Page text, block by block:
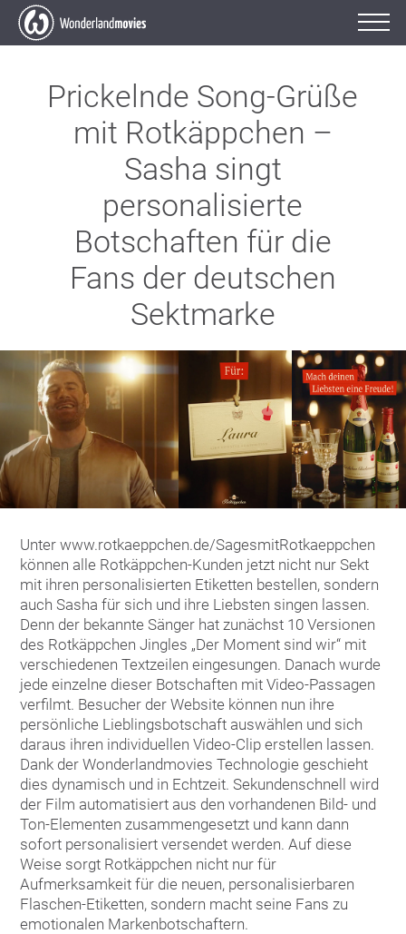
Prickelnde Song-Grüße
mit Rotkäppchen –
Sasha singt
personalisierte
Botschaften für die
Fans der deutschen
Sektmarke
Unter www.rotkaeppchen.de/SagesmitRotkaeppchen
können alle Rotkäppchen-Kunden jetzt nicht nur Sekt
mit ihren personalisierten Etiketten bestellen, sondern
auch Sasha für sich und ihre Liebsten singen lassen.
Denn der bekannte Sänger hat zunächst 10 Versionen
des Rotkäppchen Jingles „Der Moment sind wir“ mit
verschiedenen Textzeilen eingesungen. Danach wurde
jede einzelne dieser Botschaften mit Video-Passagen
verfilmt. Besucher der Website können nun ihre
persönliche Lieblingsbotschaft auswählen und sich
daraus ihren individuellen Video-Clip erstellen lassen.
Dank der Wonderlandmovies Technologie geschieht
dies dynamisch und in Echtzeit. Sekundenschnell wird
der Film automatisiert aus den vorhandenen Bild- und
Ton-Elementen zusammengesetzt und kann dann
sofort personalisiert versendet werden. Auf diese
Weise sorgt Rotkäppchen nicht nur für
Aufmerksamkeit für die neuen, personalisierbaren
Flaschen-Etiketten, sondern macht seine Fans zu
emotionalen Markenbotschaftern.